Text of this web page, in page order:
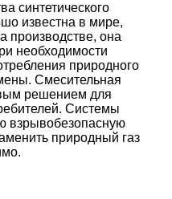
синтетического
известна в мире,
производстве, она
необходимости
природного
Смесительная
решением для
Системы
взрывобезопасную
природный газ